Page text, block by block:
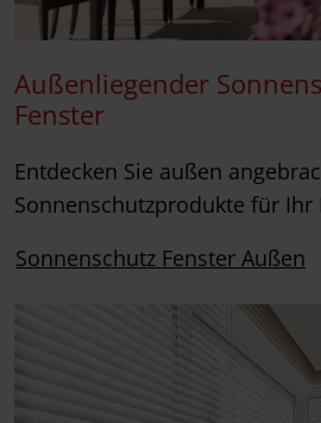
Außenliegender
Fenster
Entdecken Sie außen
Sonnenschutzprodukte für Ihr
Sonnenschutz Fenster Außen